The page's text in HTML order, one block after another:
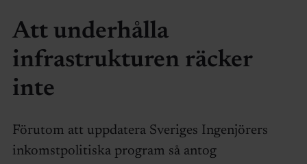
Att underhålla
infrastrukturen räcker
inte
Förutom att uppdatera Sveriges Ingenjörers
inkomstpolitiska program så antog